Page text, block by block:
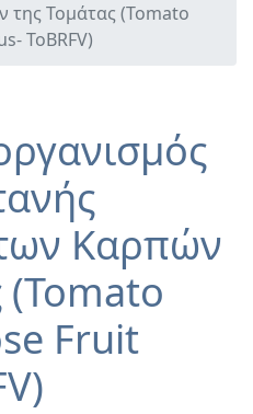
Τομάτας (Tomato
ToBRFV)
Καρπών
(Tomato
Fruit